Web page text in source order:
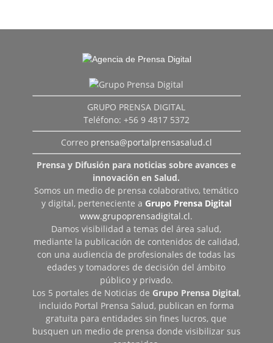
GRUPO PRENSA DIGITAL
Teléfono: +56 9 4817 5372
Correo prensa@portalprensasalud.cl
Prensa y Difusión para noticias sobre avances e
innovación en Salud.
Somos un medio de prensa colaborativo, temático
y digital, perteneciente a Grupo Prensa Digital
www.grupoprensadigital.cl.
Damos visibilidad a temas del área salud,
mediante la publicación de contenidos de calidad,
con una audiencia de profesionales de todas las
edades y tomadores de decisión del ámbito
público y privado.
Los 5 portales de Noticias de Grupo Prensa Digital,
incluido Portal Prensa Salud, publican en forma
gratuita para entidades sin fines lucros, que
busquen un medio de prensa donde visibilizar sus